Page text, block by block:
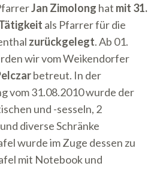
Jan Zimolong hat mit 31.
als Pfarrer für die
zurückgelegt. Ab 01.
wir vom Weikendorfer
betreut. In der
vom 31.08.2010 wurde der
und -sesseln, 2
diverse Schränke
wurde im Zuge dessen zu
mit Notebook und